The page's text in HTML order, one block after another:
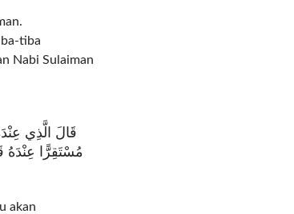
tiba
Nabi Sulaiman
قَالَ الَّذِي
مُسْتَقِرًّا عِنْدَهُ
akan